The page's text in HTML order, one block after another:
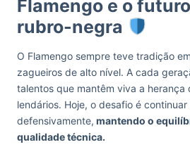
Flamengo e o
rubro-negra
O Flamengo sempre teve tradição
zagueiros de alto nível. A cada
talentos que mantêm viva a herança
lendários. Hoje, o desafio é
defensivamente, mantendo o
qualidade técnica.